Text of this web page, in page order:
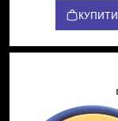
КУПИТИ